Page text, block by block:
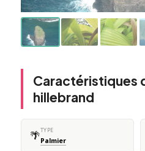
Caractéristiques
hillebrand
🌴TYPE
Palmier